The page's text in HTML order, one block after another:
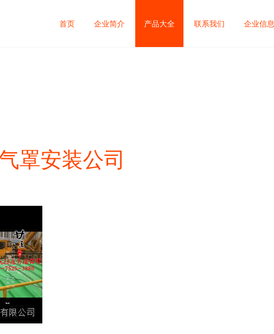
首页 企业简介 产品大全 联系我们 企业信息
罩安装公司